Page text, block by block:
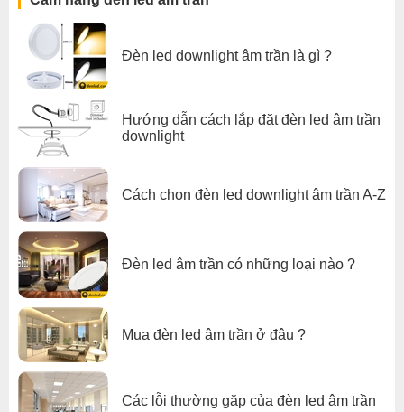
Đèn led downlight âm trần là gì ?
Hướng dẫn cách lắp đặt đèn led âm trần
downlight
Cách chọn đèn led downlight âm trần A-Z
Đèn led âm trần có những loại nào ?
Mua đèn led âm trần ở đâu ?
Các lỗi thường gặp của đèn led âm trần